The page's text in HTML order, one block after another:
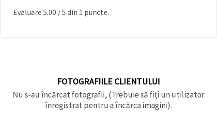
Evaluare 5.00 /5 din 1 puncte.
FOTOGRAFIILE CLIENTULUI
Nu s-au încărcat fotografii, (Trebuie să fiți un utilizator
înregistrat pentru a încărca imagini).